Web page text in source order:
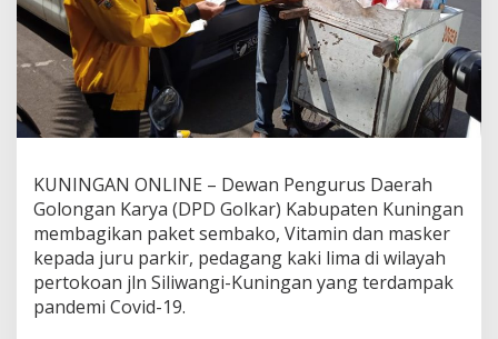
KUNINGAN ONLINE – Dewan Pengurus Daerah
Golongan Karya (DPD Golkar) Kabupaten Kuningan
membagikan paket sembako, Vitamin dan masker
kepada juru parkir, pedagang kaki lima di wilayah
pertokoan jln Siliwangi-Kuningan yang terdampak
pandemi Covid-19.